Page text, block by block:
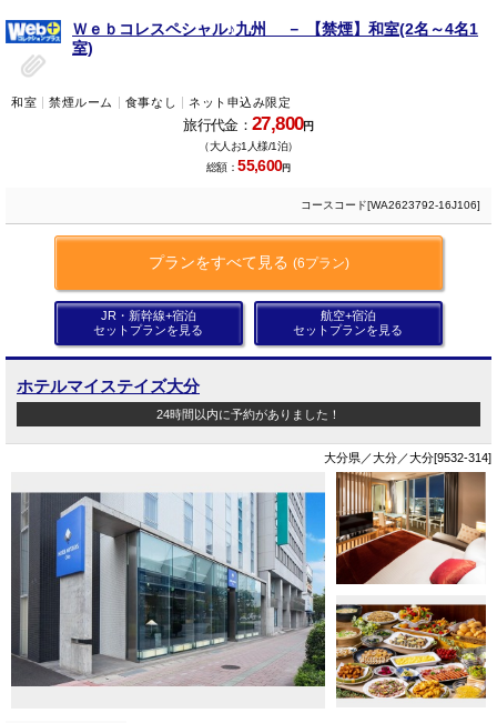
Ｗｅｂコレスペシャル♪九州 － 【禁煙】和室(2名～4名1
室)
和室 禁煙ルーム 食事なし ネット申込み限定
旅行代金：27,800円
（大人お1人様/1泊）
総額：55,600円
コースコード[WA2623792-16J106]
プランをすべて見る (6プラン)
JR・新幹線+宿泊
セットプランを見る
航空+宿泊
セットプランを見る
ホテルマイステイズ大分
24時間以内に予約がありました！
大分県／大分／大分[9532-314]